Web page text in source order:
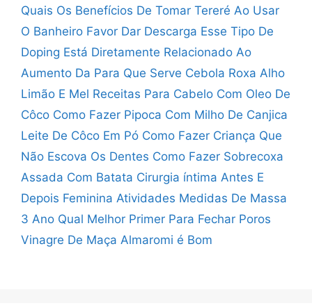
Quais Os Benefícios De Tomar Tereré Ao Usar
O Banheiro Favor Dar Descarga Esse Tipo De
Doping Está Diretamente Relacionado Ao
Aumento Da Para Que Serve Cebola Roxa Alho
Limão E Mel Receitas Para Cabelo Com Oleo De
Côco Como Fazer Pipoca Com Milho De Canjica
Leite De Côco Em Pó Como Fazer Criança Que
Não Escova Os Dentes Como Fazer Sobrecoxa
Assada Com Batata Cirurgia íntima Antes E
Depois Feminina Atividades Medidas De Massa
3 Ano Qual Melhor Primer Para Fechar Poros
Vinagre De Maça Almaromi é Bom